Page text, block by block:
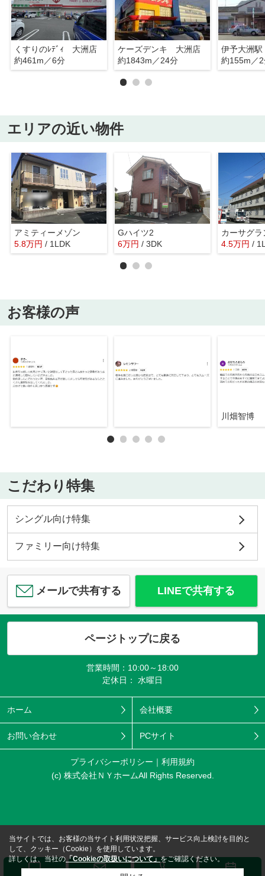
くすりのﾚﾃﾞｨ 大洲店
約461m／6分
ケーズデンキ 大洲店
約1843m／24分
伊予大洲駅
約155m／
エリアの近い物件
アミティーメゾン
5.8万円 / 1LDK
Gハイツ2
6万円 / 3DK
カーサグラ
4.5万円 /
お客様の声
川畑智博
こだわり特集
シングル向け特集
ファミリー向け特集
メールで共有する LINEで共有する
ページトップに戻る
営業時間：10:00～18:00
定休日： 水曜日
ホーム 会社概要
お問い合わせ PCサイト
プライバシーポリシー
利用規約
(c) 株式会社ＮＹホームAll Rights Reserved.
当サイトでは、お客様の当サイト利用状況把握、サービス向上検討を目的と
して、クッキー（Cookie）を使用しています。
詳しくは、当社の 「Cookieの取扱いについて」をご確認ください。